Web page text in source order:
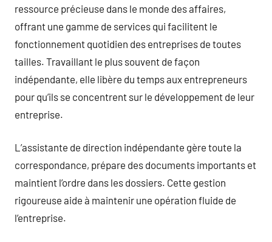
ressource précieuse dans le monde des affaires,
offrant une gamme de services qui facilitent le
fonctionnement quotidien des entreprises de toutes
tailles. Travaillant le plus souvent de façon
indépendante, elle libère du temps aux entrepreneurs
pour qu’ils se concentrent sur le développement de leur
entreprise.
L’assistante de direction indépendante gère toute la
correspondance, prépare des documents importants et
maintient l’ordre dans les dossiers. Cette gestion
rigoureuse aide à maintenir une opération fluide de
l’entreprise.